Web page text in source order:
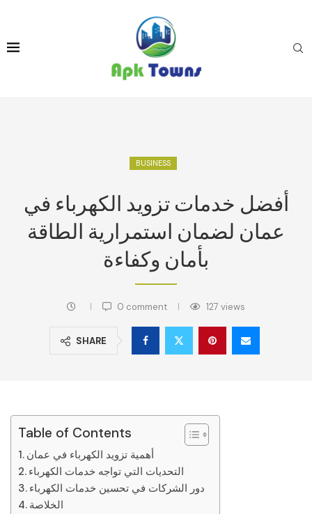
BUSINESS
أفضل خدمات تزويد الكهرباء في
عمان لضمان استمرارية الطاقة
بأمان وكفاءة
0 comment 127 views
SHARE
Table of Contents
أهمية تزويد الكهرباء في عمان
التحديات التي تواجه خدمات الكهرباء
دور الشركات في تحسين خدمات الكهرباء
الخلاصة